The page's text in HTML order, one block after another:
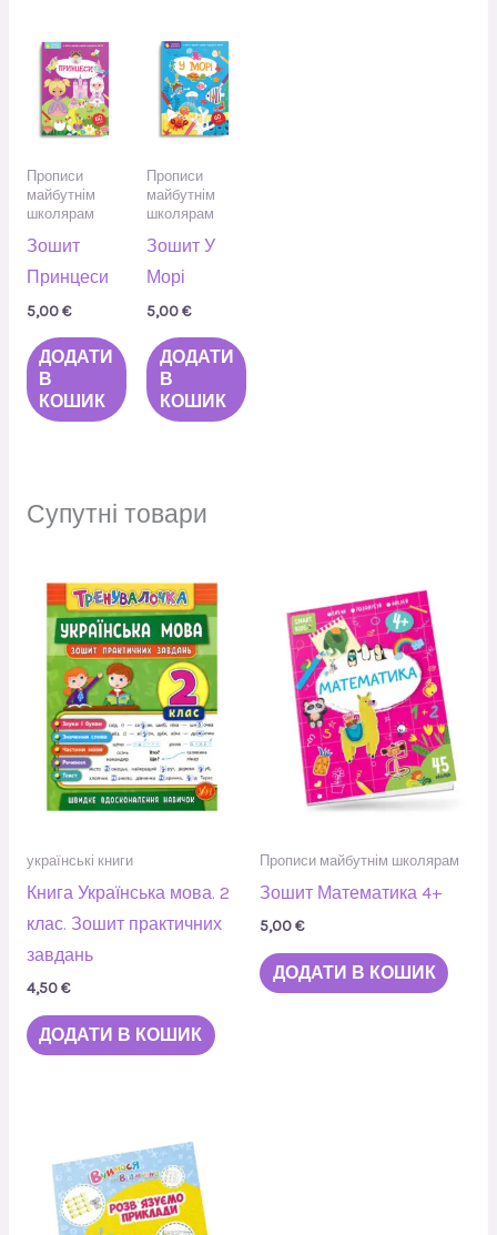
Прописи
майбутнім
школярам
Зошит
Принцеси
5,00€
ДОДАТИ
В
КОШИК
Прописи
майбутнім
школярам
Зошит У
Морі
5,00€
ДОДАТИ
В
КОШИК
Супутні товари
українські книги
Книга Українська мова. 2
клас. Зошит практичних
завдань
4,50€
ДОДАТИ В КОШИК
Прописи майбутнім школярам
Зошит Математика 4+
5,00€
ДОДАТИ В КОШИК